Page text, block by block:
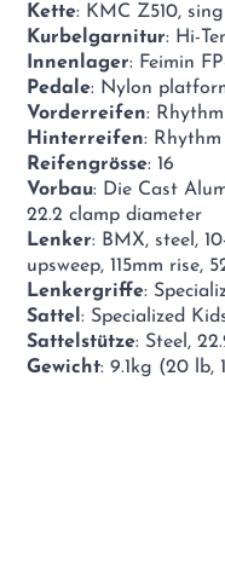
Kette: KMC Z510,
Kurbelgarnitur: Hi-
Innenlager: Feimin
Pedale: Nylon
Vorderreifen:
Hinterreifen: Rhythm
Reifengrösse: 16
Vorbau: Die Cast
22.2 clamp diameter
Lenker: BMX, steel,
upsweep, 115mm rise,
Lenkergriffe:
Sattel: Specialized
Sattelstütze: Steel,
Gewicht: 9.1kg (20 lb,